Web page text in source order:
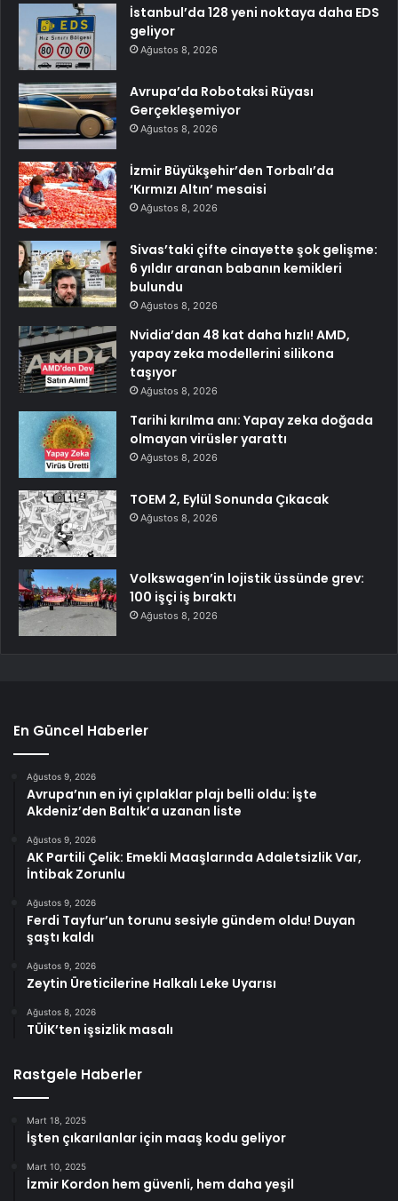
İstanbul’da 128 yeni noktaya daha EDS
geliyor
Ağustos 8, 2026
Avrupa’da Robotaksi Rüyası
Gerçekleşemiyor
Ağustos 8, 2026
İzmir Büyükşehir’den Torbalı’da
‘Kırmızı Altın’ mesaisi
Ağustos 8, 2026
Sivas’taki çifte cinayette şok gelişme:
6 yıldır aranan babanın kemikleri
bulundu
Ağustos 8, 2026
Nvidia’dan 48 kat daha hızlı! AMD,
yapay zeka modellerini silikona
taşıyor
Ağustos 8, 2026
Tarihi kırılma anı: Yapay zeka doğada
olmayan virüsler yarattı
Ağustos 8, 2026
TOEM 2, Eylül Sonunda Çıkacak
Ağustos 8, 2026
Volkswagen’in lojistik üssünde grev:
100 işçi iş bıraktı
Ağustos 8, 2026
En Güncel Haberler
Ağustos 9, 2026
Avrupa’nın en iyi çıplaklar plajı belli oldu: İşte
Akdeniz’den Baltık’a uzanan liste
Ağustos 9, 2026
AK Partili Çelik: Emekli Maaşlarında Adaletsizlik Var,
İntibak Zorunlu
Ağustos 9, 2026
Ferdi Tayfur’un torunu sesiyle gündem oldu! Duyan
şaştı kaldı
Ağustos 9, 2026
Zeytin Üreticilerine Halkalı Leke Uyarısı
Ağustos 8, 2026
TÜİK’ten işsizlik masalı
Rastgele Haberler
Mart 18, 2025
İşten çıkarılanlar için maaş kodu geliyor
Mart 10, 2025
İzmir Kordon hem güvenli, hem daha yeşil